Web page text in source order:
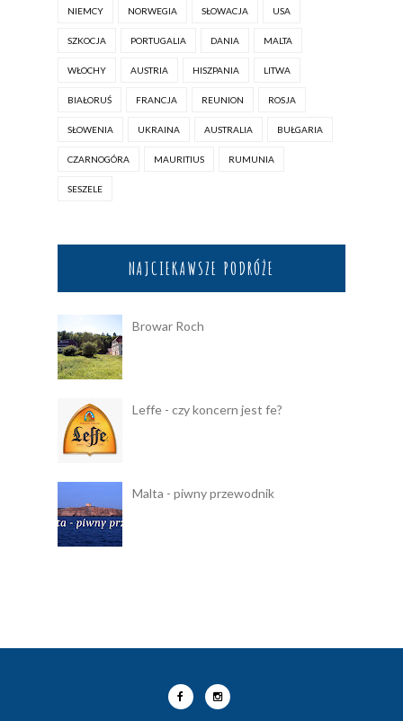
NIEMCY NORWEGIA SŁOWACJA USA
SZKOCJA PORTUGALIA DANIA MALTA
WŁOCHY AUSTRIA HISZPANIA LITWA
BIAŁORUŚ FRANCJA REUNION ROSJA
SŁOWENIA UKRAINA AUSTRALIA BUŁGARIA
CZARNOGÓRA MAURITIUS RUMUNIA
SESZELE
NAJCIEKAWSZE PODRÓŻE
Browar Roch
Leffe - czy koncern jest fe?
Malta - piwny przewodnik